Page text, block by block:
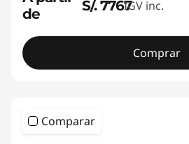
de
S/. 7767IGV inc.
Comprar
Comparar